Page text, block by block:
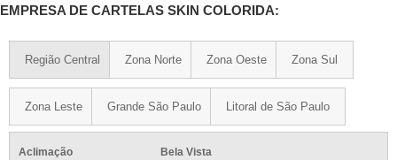
EMPRESA DE CARTELAS SKIN COLORIDA:
Região Central Zona Norte Zona Oeste Zona Sul
Zona Leste Grande São Paulo Litoral de São Paulo
Aclimação
Bela Vista